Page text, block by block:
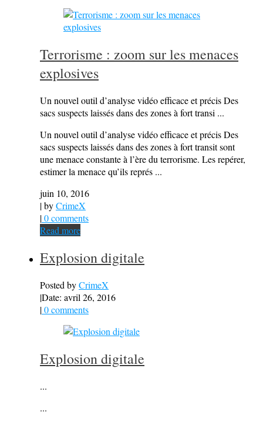
Terrorisme : zoom sur les menaces
explosives
Un nouvel outil d’analyse vidéo efficace et précis Des
sacs suspects laissés dans des zones à fort transi ...
Un nouvel outil d’analyse vidéo efficace et précis Des
sacs suspects laissés dans des zones à fort transit sont
une menace constante à l’ère du terrorisme. Les repérer,
estimer la menace qu’ils représ ...
juin 10, 2016
| byCrimeX
|0 comments
Read more
Explosion digitale
Posted byCrimeX
|Date: avril 26, 2016
|0 comments
Explosion digitale
...
...